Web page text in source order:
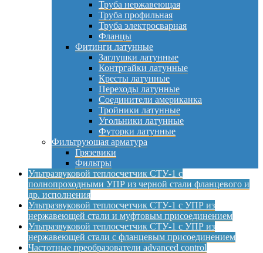
Труба нержавеющая
Труба профильная
Труба электросварная
Фланцы
Фитинги латунные
Заглушки латунные
Контргайки латунные
Кресты латунные
Переходы латунные
Соединители американка
Тройники латунные
Угольники латунные
Футорки латунные
Фильтрующая арматура
Грязевики
Фильтры
Ультразвуковой теплосчетчик СТУ-1 с
полнопроходными УПР из черной стали фланцевого и
др. исполнения
Ультразвуковой теплосчетчик СТУ-1 с УПР из
нержавеющей стали и муфтовым присоединением
Ультразвуковой теплосчетчик СТУ-1 с УПР из
нержавеющей стали с фланцевым присоединением
Частотные преобразователи advanced control